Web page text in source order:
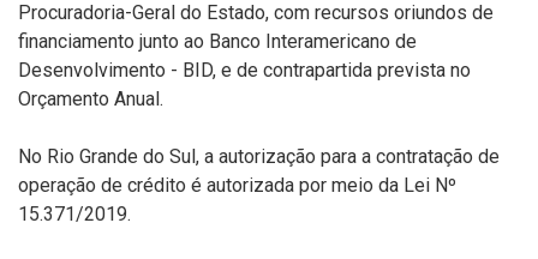
Procuradoria-Geral do Estado, com recursos oriundos de
financiamento junto ao Banco Interamericano de
Desenvolvimento - BID, e de contrapartida prevista no
Orçamento Anual.
No Rio Grande do Sul, a autorização para a contratação de
operação de crédito é autorizada por meio da Lei Nº
15.371/2019.